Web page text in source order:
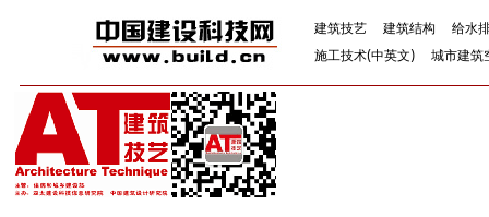
建筑技艺 建筑结构
给水
施工技术(中英文)
城市建筑